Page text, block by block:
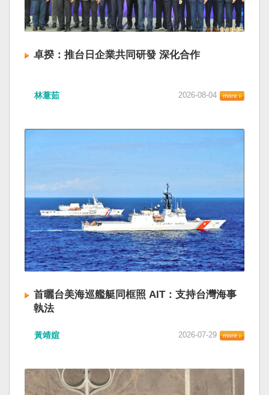
卓揆：推台日企業共同研發 深化合作
林薏茹 2026-08-04
首曬台美海巡艦艇同框照 AIT：支持台灣海事
執法
黃靖媗 2026-07-29